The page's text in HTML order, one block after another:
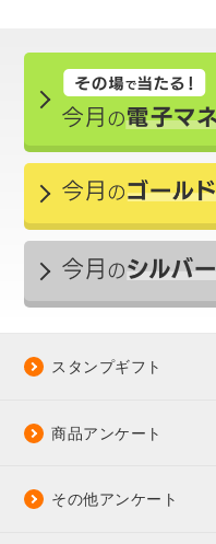
スタンプギフト
商品アンケート
その他アンケート